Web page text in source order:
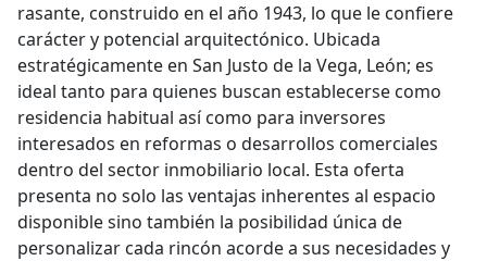
rasante, construido en el año 1943, lo que le confiere
carácter y potencial arquitectónico. Ubicada
estratégicamente en San Justo de la Vega, León; es
ideal tanto para quienes buscan establecerse como
residencia habitual así como para inversores
interesados en reformas o desarrollos comerciales
dentro del sector inmobiliario local. Esta oferta
presenta no solo las ventajas inherentes al espacio
disponible sino también la posibilidad única de
personalizar cada rincón acorde a sus necesidades y